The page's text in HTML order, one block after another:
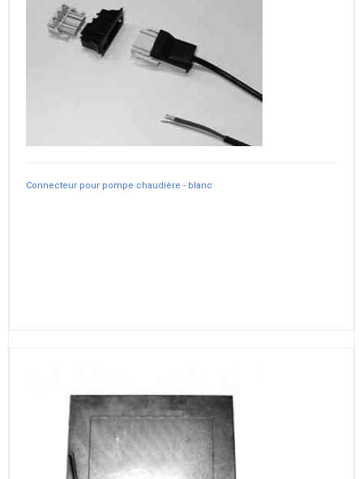
Connecteur pour pompe chaudière - blanc